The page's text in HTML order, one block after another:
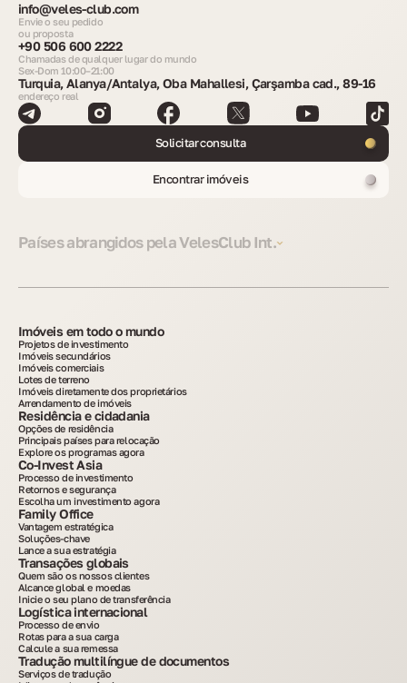
info@veles-club.com
Envie o seu pedido
ou proposta
+90 506 600 2222
Chamadas de qualquer lugar do mundo
Sex-Dom 10:00–21:00
Turquia, Alanya/Antalya, Oba Mahallesi, Çarşamba cad., 89-16
endereço real
Solicitar consulta
Encontrar imóveis
Países abrangidos pela VelesClub Int.
Imóveis em todo o mundo
Projetos de investimento
Imóveis secundários
Imóveis comerciais
Lotes de terreno
Imóveis diretamente dos proprietários
Arrendamento de imóveis
Residência e cidadania
Opções de residência
Principais países para relocação
Explore os programas agora
Co-Invest Asia
Processo de investimento
Retornos e segurança
Escolha um investimento agora
Family Office
Vantagem estratégica
Soluções-chave
Lance a sua estratégia
Transações globais
Quem são os nossos clientes
Alcance global e moedas
Inicie o seu plano de transferência
Logística internacional
Processo de envio
Rotas para a sua carga
Calcule a sua remessa
Tradução multilíngue de documentos
Serviços de tradução